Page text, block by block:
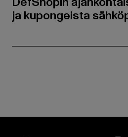
ja kupongeista